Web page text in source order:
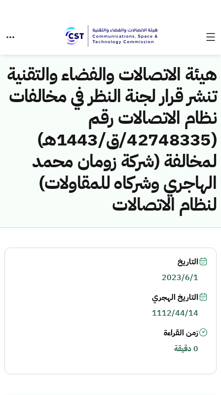
هيئة الاتصالات والفضاء والتقنية
تنشر قرار لجنة النظر في مخالفات
نظام الاتصالات رقم
(42748335/ق/1443هـ)
لمخالفة (شركة زومان محمد
الهاجري وشركاه للمقاولات)
لنظام الاتصالات
التاريخ
2023/6/1
التاريخ الهجري
1112/44/14
زمن القراءة
0 دقيقة